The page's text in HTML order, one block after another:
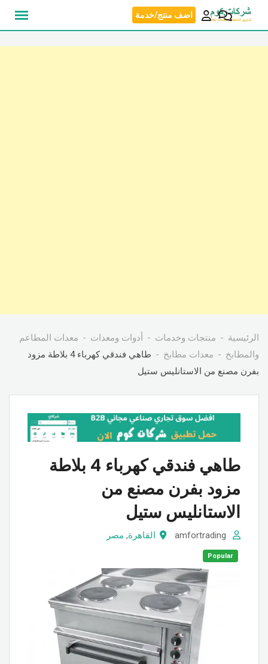
انتقل
اضف منتج/خدمة
الرئيسية منتجات وخدمات أدوات ومعدات
معدات المطاعم
والمطابخ
معدات مطابخ
طاهي فندقي كهرباء 4 بلاطة مزود
بفرن مصنع من الاستانليس ستيل
طاهي فندقي كهرباء 4 بلاطة
مزود بفرن مصنع من
الاستانليس ستيل
القاهرة, مصر
Popular